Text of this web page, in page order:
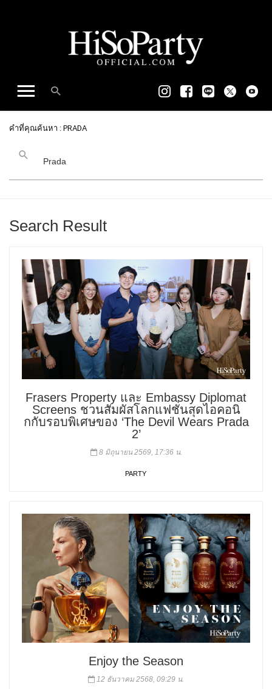
คำที่คุณค้นหา : PRADA
Search Result
Frasers Property และ Embassy Diplomat
Screens ชวนสัมผัสโลกแฟชั่นสุดไอคอนิ
กกับรอบพิเศษของ ‘The Devil Wears Prada
2’
8 มิถุนายน 2569, 17:36 น.
PARTY
Enjoy the Season
12 ธันวาคม 2568, 09:29 น.